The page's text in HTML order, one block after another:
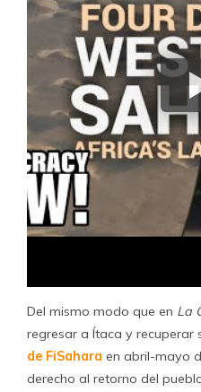
Del mismo modo que en La
regresar a Ítaca y recuperar
de FiSahara en abril-mayo
derecho al retorno del